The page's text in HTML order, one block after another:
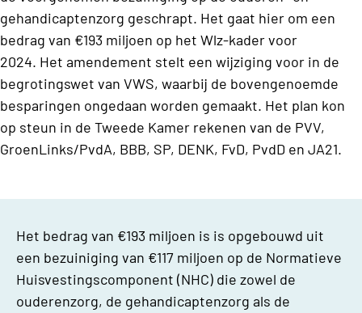
gehandicaptenzorg geschrapt. Het gaat hier om een
bedrag van €193 miljoen op het Wlz-kader voor
2024. Het amendement stelt een wijziging voor in de
begrotingswet van VWS, waarbij de bovengenoemde
besparingen ongedaan worden gemaakt. Het plan kon
op steun in de Tweede Kamer rekenen van de PVV,
GroenLinks/PvdA, BBB, SP, DENK, FvD, PvdD en JA21.
Het bedrag van €193 miljoen is is opgebouwd uit
een bezuiniging van €117 miljoen op de Normatieve
Huisvestingscomponent (NHC) die zowel de
ouderenzorg, de gehandicaptenzorg als de